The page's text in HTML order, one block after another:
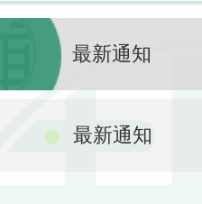
最新通知
最新通知